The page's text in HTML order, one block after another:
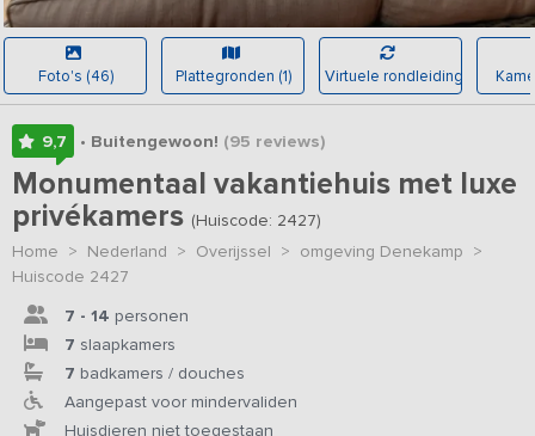
Foto's (46) Plattegronden (1) Virtuele rondleiding
9,7 • Buitengewoon! (95 reviews)
Monumentaal vakantiehuis met luxe
privékamers (Huiscode: 2427)
Home > Nederland > Overijssel > omgeving Denekamp >
Huiscode 2427
7 - 14 personen
7 slaapkamers
7 badkamers / douches
Aangepast voor mindervaliden
Huisdieren niet toegestaan